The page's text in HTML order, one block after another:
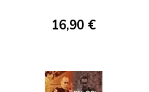
16,90 €